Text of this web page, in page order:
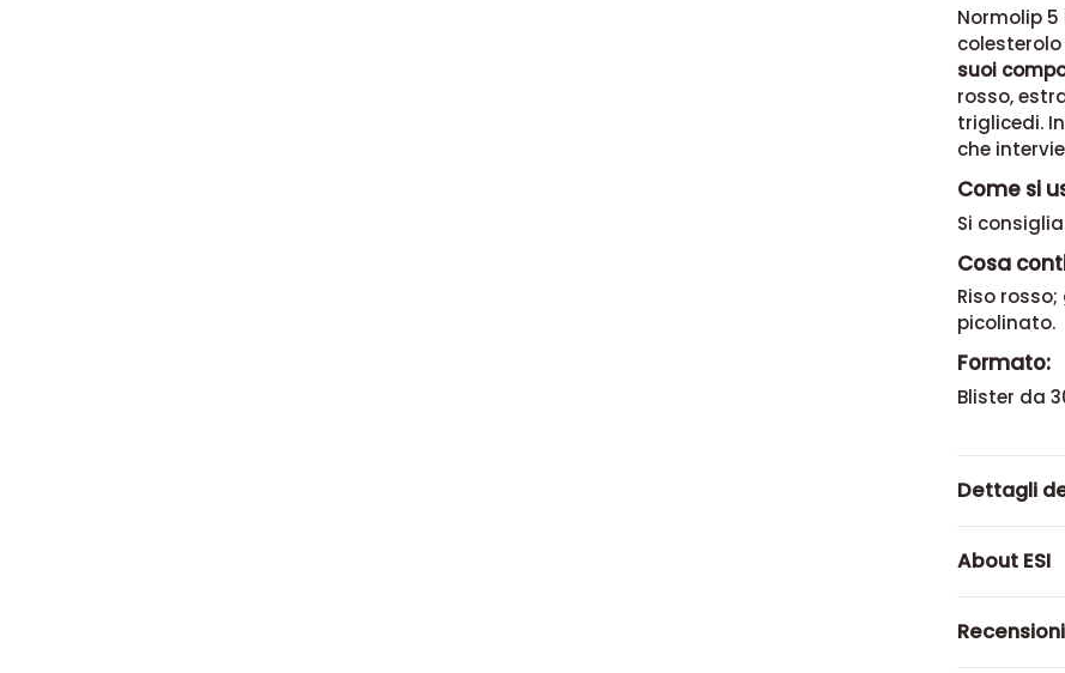
Normolip
suoi
rosso,
triglicedi.
che
Come si
Si
Cosa
Riso
picolinato.
Formato:
Blister da
Dettagli
About ESI
Recensioni